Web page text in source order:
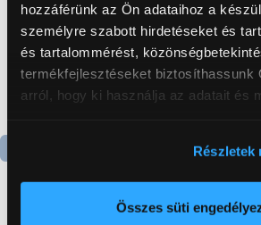
hozzáférünk az Ön adataihoz a
személyre szabott hirdetéseket és
és tartalommérést,
termékfejlesztéseket biztosíthassunk
arról, hogy ki használja az adatait és
elhelyezkedéséről pár méteres
Az Ön készülékén
Részletek
Összes süti